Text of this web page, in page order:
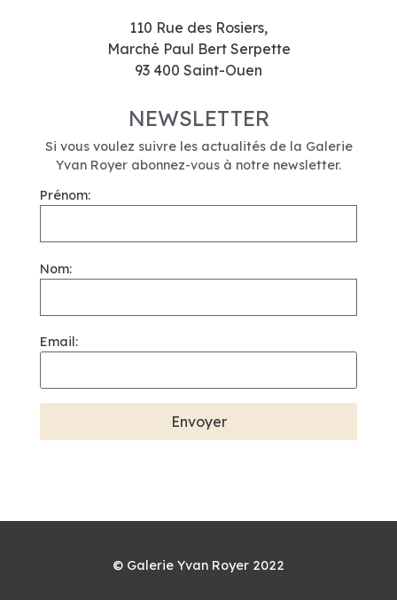
110 Rue des Rosiers,
Marché Paul Bert Serpette
93 400 Saint-Ouen
NEWSLETTER
Si vous voulez suivre les actualités de la Galerie
Yvan Royer abonnez-vous à notre newsletter.
Prénom:
Nom:
Email:
© Galerie Yvan Royer 2022